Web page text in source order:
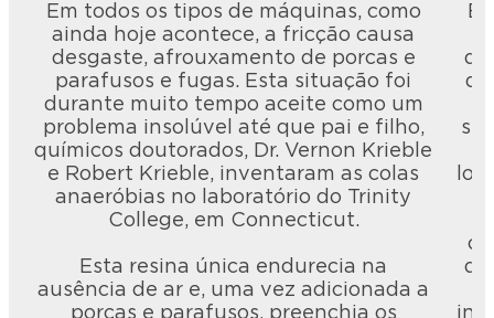
Em todos os tipos de máquinas, como
ainda hoje acontece, a fricção causa
desgaste, afrouxamento de porcas e
parafusos e fugas. Esta situação foi
durante muito tempo aceite como um
problema insolúvel até que pai e filho,
químicos doutorados, Dr. Vernon Krieble
e Robert Krieble, inventaram as colas
anaeróbias no laboratório do Trinity
College, em Connecticut.
Esta resina única endurecia na
ausência de ar e, uma vez adicionada a
porcas e parafusos, preenchia os
de